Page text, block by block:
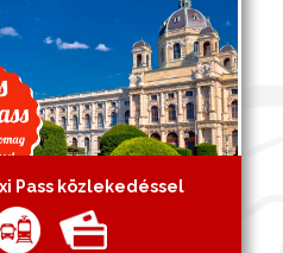
Pass közlekedéssel